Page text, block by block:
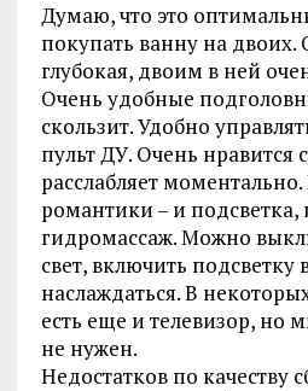
Думаю, что это
покупать ванну на двоих.
глубокая, двоим в ней
Очень удобные
скользит. Удобно
пульт ДУ. Очень нравится
расслабляет моментально.
романтики – и подсветка,
гидромассаж. Можно
свет, включить
наслаждаться. В
есть еще и телевизор, но
не нужен.
Недостатков по качеству